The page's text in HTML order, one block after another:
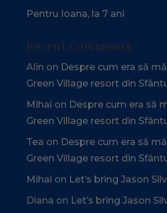
Pentru Ioana, la 7 ani
Recent Comments
Alin on Despre cum era să
Green Village resort din
Mihai on Despre cum era să
Green Village resort din
Tea on Despre cum era să
Green Village resort din
Mihai on Let’s bring Jason
Diana on Let’s bring Jason